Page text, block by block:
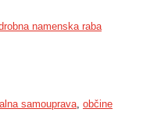
namenska raba
samouprava, občine